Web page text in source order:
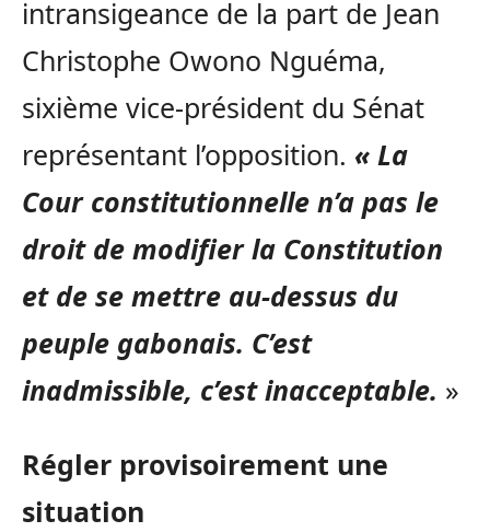
intransigeance de la part de Jean
Christophe Owono Nguéma,
sixième vice-président du Sénat
représentant l’opposition. « La
Cour constitutionnelle n’a pas le
droit de modifier la Constitution
et de se mettre au-dessus du
peuple gabonais. C’est
inadmissible, c’est inacceptable. »
Régler provisoirement une
situation